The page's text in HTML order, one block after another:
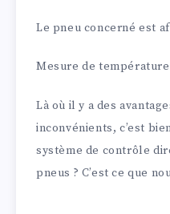
Le pneu concerné est
Mesure de
Là où il y a des
inconvénients, c’est
système de contrôle
pneus ? C’est ce que